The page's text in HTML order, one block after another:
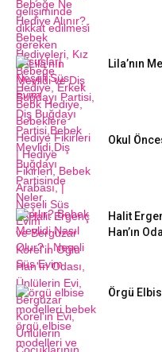
Lila’nın
Okul
Halit
Han’ın
Örgü